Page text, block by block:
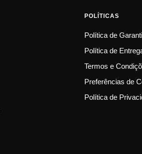
POLÍTICAS
Política de
Política de
Termos e
Preferências de
Política de